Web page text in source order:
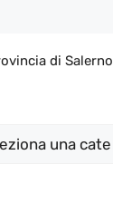
di Salerno